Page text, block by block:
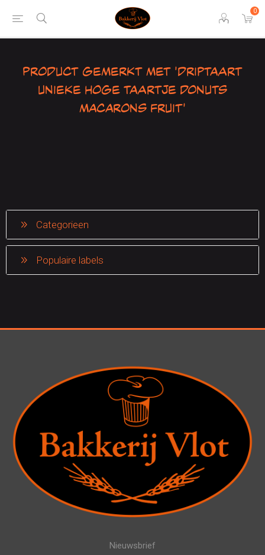
0
Product gemerkt met 'driptaart
unieke hoge taartje donuts
macarons fruit'
Categorieen
Populaire labels
Nieuwsbrief